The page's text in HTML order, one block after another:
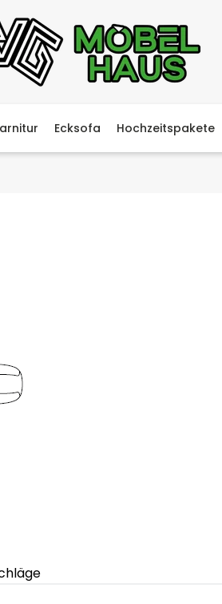
Ecksofa Hochzeitspakete